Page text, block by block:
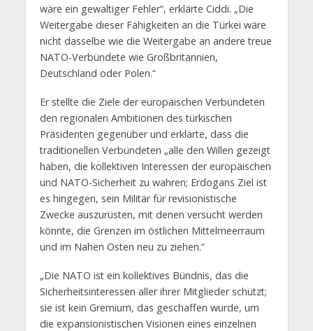
wäre ein gewaltiger Fehler“, erklärte Ciddi. „Die
Weitergabe dieser Fähigkeiten an die Türkei wäre
nicht dasselbe wie die Weitergabe an andere treue
NATO-Verbündete wie Großbritannien,
Deutschland oder Polen.“
Er stellte die Ziele der europäischen Verbündeten
den regionalen Ambitionen des türkischen
Präsidenten gegenüber und erklärte, dass die
traditionellen Verbündeten „alle den Willen gezeigt
haben, die kollektiven Interessen der europäischen
und NATO-Sicherheit zu wahren; Erdogans Ziel ist
es hingegen, sein Militär für revisionistische
Zwecke auszurüsten, mit denen versucht werden
könnte, die Grenzen im östlichen Mittelmeerraum
und im Nahen Osten neu zu ziehen.“
„Die NATO ist ein kollektives Bündnis, das die
Sicherheitsinteressen aller ihrer Mitglieder schützt;
sie ist kein Gremium, das geschaffen wurde, um
die expansionistischen Visionen eines einzelnen